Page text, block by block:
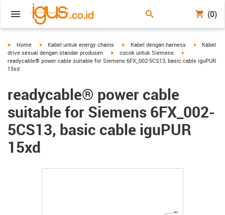
(0)
igus-icon-arrow-right
Home igus-icon-arrow-right
Kabel untuk energy chains igus-icon-arrow-right
Kabel dengan harness igus-icon-
Kabel
drive sesuai dengan standar produsen
igus-icon-arrow-right
cocok untuk Siemens
readycable® power cable suitable for Siemens 6FX_002-5CS13, basic cable iguPUR
15xd
readycable® power cable
suitable for Siemens 6FX_002-
5CS13, basic cable iguPUR
15xd